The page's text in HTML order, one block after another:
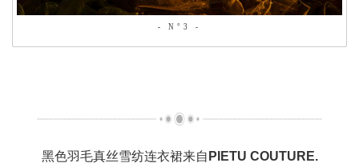
- N°3 -
黑色羽毛真丝雪纺连衣裙来自 PIETU COUTURE.